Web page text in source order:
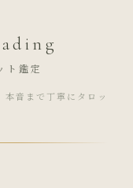
ト鑑定
音まで丁寧にタロッ